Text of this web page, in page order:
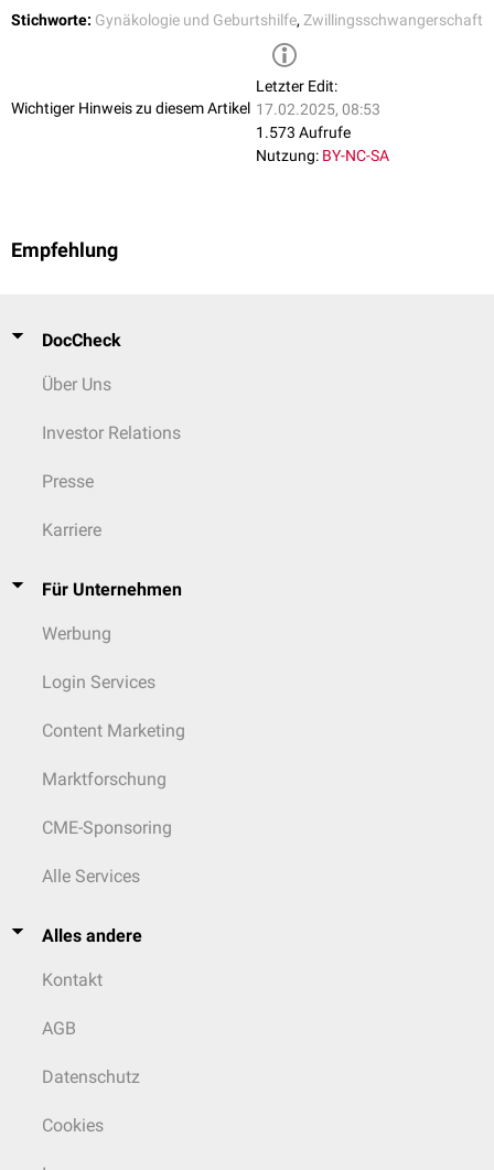
Stichworte: Gynäkologie und Geburtshilfe, Zwillingsschwangerschaft
Wichtiger Hinweis zu diesem Artikel
Letzter Edit:
17.02.2025, 08:53
1.573 Aufrufe
Nutzung: BY-NC-SA
Empfehlung
DocCheck
Über Uns
Investor Relations
Presse
Karriere
Für Unternehmen
Werbung
Login Services
Content Marketing
Marktforschung
CME-Sponsoring
Alle Services
Alles andere
Kontakt
AGB
Datenschutz
Cookies